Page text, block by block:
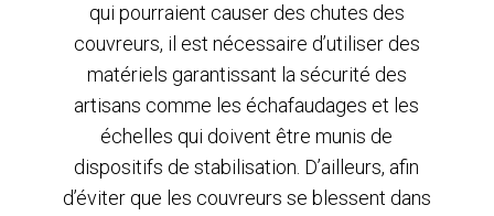
qui pourraient causer des chutes des
couvreurs, il est nécessaire d’utiliser des
matériels garantissant la sécurité des
artisans comme les échafaudages et les
échelles qui doivent être munis de
dispositifs de stabilisation. D’ailleurs, afin
d’éviter que les couvreurs se blessent dans